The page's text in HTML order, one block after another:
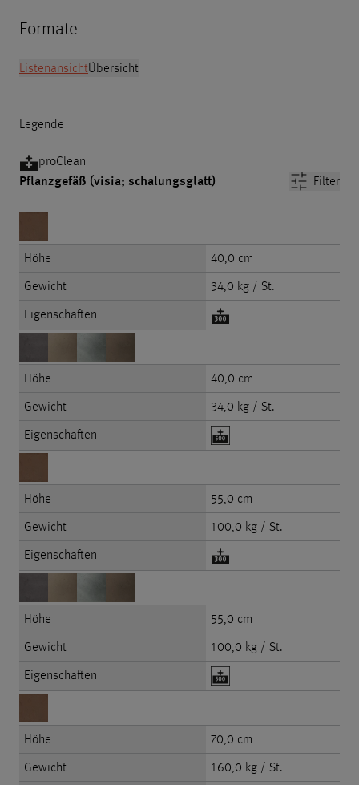
Formate
ListenansichtÜbersicht
Legende
proClean
Pflanzgefäß (visia; schalungsglatt) Filter
Höhe
40,0 cm
Gewicht
34,0 kg / St.
Eigenschaften
Höhe
40,0 cm
Gewicht
34,0 kg / St.
Eigenschaften
Höhe
55,0 cm
Gewicht
100,0 kg / St.
Eigenschaften
Höhe
55,0 cm
Gewicht
100,0 kg / St.
Eigenschaften
Höhe
70,0 cm
Gewicht
160,0 kg / St.